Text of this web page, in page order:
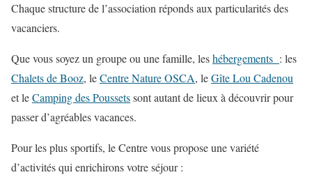
Chaque structure de l’association réponds aux particularités des
vacanciers.
Que vous soyez un groupe ou une famille, leshébergements : les
Chalets de Booz, leCentre Nature OSCA, leGîte Lou Cadenou
et leCamping des Poussetssont autant de lieux à découvrir pour
passer d’agréables vacances.
Pour les plus sportifs, le Centre vous propose une variété
d’activités qui enrichirons votre séjour :